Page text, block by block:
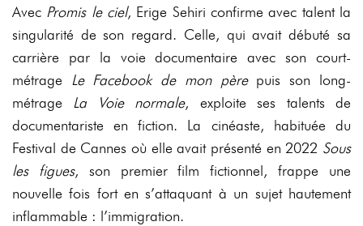
Avec Promis le ciel, Erige Sehiri confirme avec talent la
singularité de son regard. Celle, qui avait débuté sa
carrière par la voie documentaire avec son court-
métrage
Le Facebook de mon pèrepuis son long-
métrage La Voie normale, exploite ses talents de
documentariste en fiction. La cinéaste, habituée du
Festival de Cannes où elle avait présenté en 2022 Sous
les figues, son premier film fictionnel, frappe une
nouvelle fois fort en s’attaquant à un sujet hautement
inflammable : l’immigration.